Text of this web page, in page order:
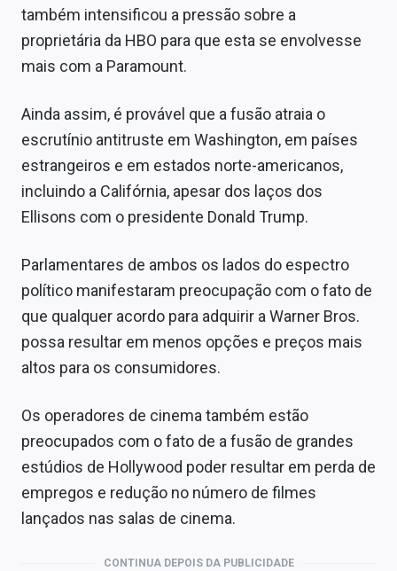
também intensificou a pressão sobre a
proprietária da HBO para que esta se envolvesse
mais com a Paramount.
Ainda assim, é provável que a fusão atraia o
escrutínio antitruste em Washington, em países
estrangeiros e em estados norte-americanos,
incluindo a Califórnia, apesar dos laços dos
Ellisons com o presidente Donald Trump.
Parlamentares de ambos os lados do espectro
político manifestaram preocupação com o fato de
que qualquer acordo para adquirir a Warner Bros.
possa resultar em menos opções e preços mais
altos para os consumidores.
Os operadores de cinema também estão
preocupados com o fato de a fusão de grandes
estúdios de Hollywood poder resultar em perda de
empregos e redução no número de filmes
lançados nas salas de cinema.
CONTINUA DEPOIS DA PUBLICIDADE